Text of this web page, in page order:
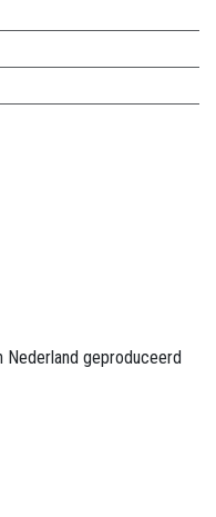
Nederland geproduceerd